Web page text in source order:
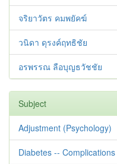
จริยาวัตร คมพยัคฆ์
วนิดา ดุรงค์ฤทธิชัย
อรพรรณ ลือบุญธวัชชัย
Subject
Adjustment ‪(Psychology)
Diabetes -- Complications